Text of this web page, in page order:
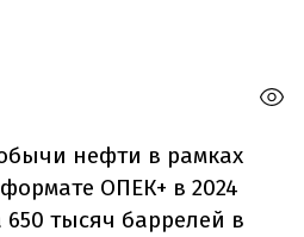
нефти в рамках
ОПЕК+ в 2024
тысяч баррелей в